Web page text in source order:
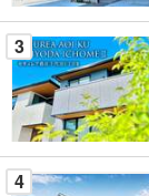
ー
ジ
に
保
存
す
る
3
4